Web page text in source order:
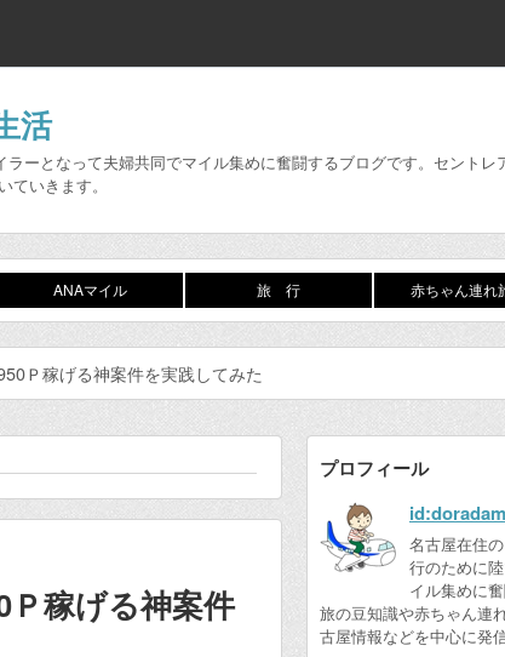
活
ーとなって夫婦共同でマイル集めに奮闘するブログです。セント
いきます。
ANAマイル 旅 行 赤ちゃん連れ
Ｐ稼げる神案件を実践してみた
稼げる神案件
プロフィール
名古屋在住
行のために
イル集めに
旅の豆知識や赤ちゃん連
古屋情報などを中心に発